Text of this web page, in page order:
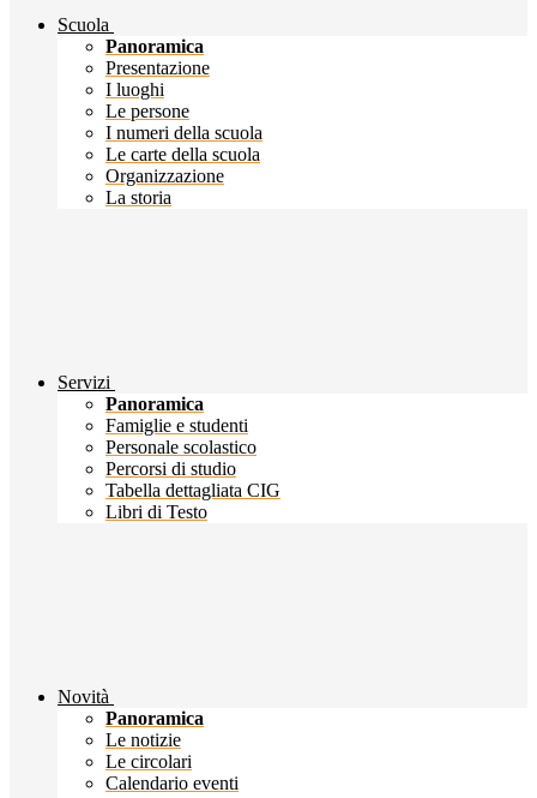
Scuola
Panoramica
Presentazione
I luoghi
Le persone
I numeri della scuola
Le carte della scuola
Organizzazione
La storia
Servizi
Panoramica
Famiglie e studenti
Personale scolastico
Percorsi di studio
Tabella dettagliata CIG
Libri di Testo
Novità
Panoramica
Le notizie
Le circolari
Calendario eventi